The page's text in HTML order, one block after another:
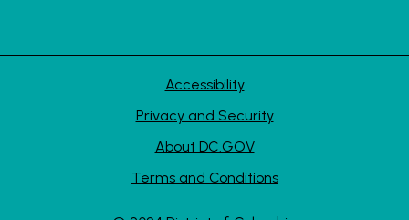
Accessibility
Privacy and Security
About DC.GOV
Terms and Conditions